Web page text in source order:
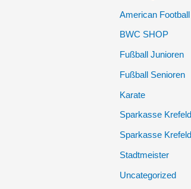
American Football
BWC SHOP
Fußball Junioren
Fußball Senioren
Karate
Sparkasse
Sparkasse
Stadtmeister
Uncategorized